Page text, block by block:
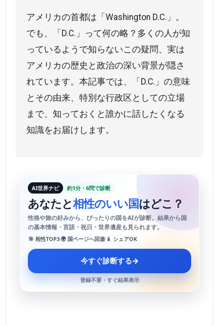
アメリカの首都は「Washington D.C.」。
でも、「D.C.」って何の略？多くの人が知
っているようで知らないこの疑問、実は
アメリカの歴史と政治の深い背景が隠さ
れています。本記事では、「D.C.」の意味
とその由来、特別な行政区としての立場
まで、知っておくと誰かに話したくなる
知識をお届けします。
AI世界ナビ 約1分・6問で診断
あなたと相性のいい国はどこ？
性格や旅の好みから、ぴったりの国をAIが診断。結果から国
の基本情報・言語・祝日・世界遺産も見られます。
🎯 相性TOP3🌍 国ページへ回遊 📱 シェアOK
今すぐ診断する→
登録不要・すぐ結果表示